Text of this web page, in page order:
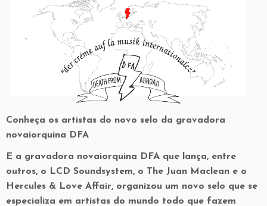
Conheça os artistas do novo selo da gravadora
novaiorquina DFA
E a gravadora novaiorquina DFA que lança, entre
outros, o LCD Soundsystem, o The Juan Maclean e o
Hercules & Love Affair, organizou um novo selo que se
especializa em artistas do mundo todo que fazem